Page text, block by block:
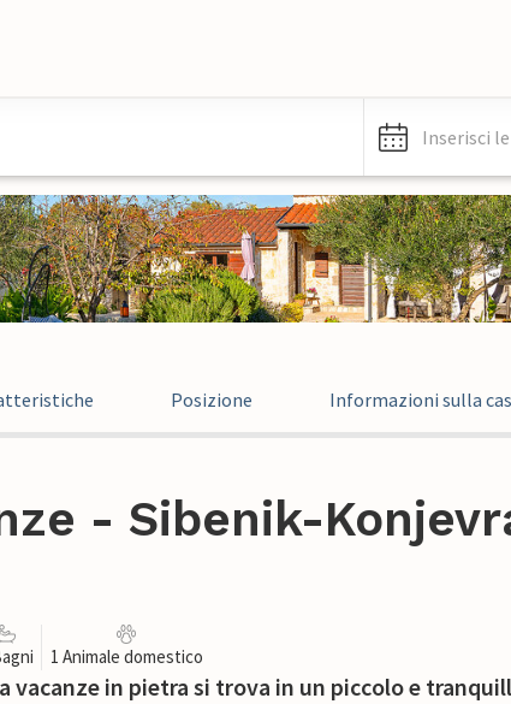
Inserisci
Posizione Informazioni sulla
- Sibenik-
1 Animale domestico
vacanze in pietra si trova in un piccolo e